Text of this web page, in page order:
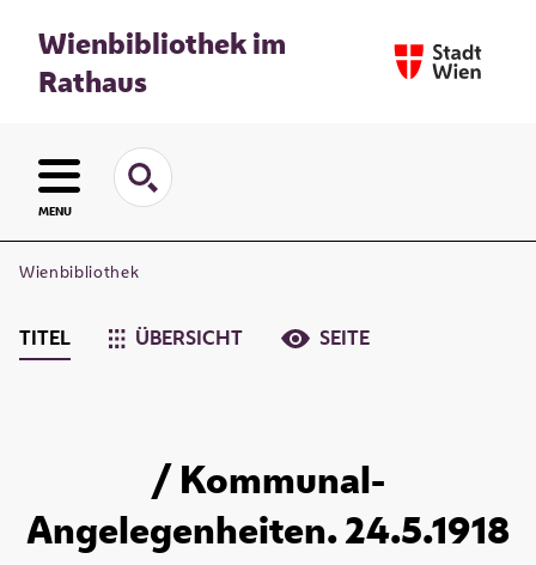
Wienbibliothek im
Rathaus
MENU
Wienbibliothek
TITEL ÜBERSICHT SEITE
/ Kommunal-
Angelegenheiten. 24.5.1918